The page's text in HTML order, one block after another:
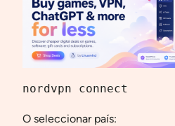
nordvpn connect
O seleccionar país: